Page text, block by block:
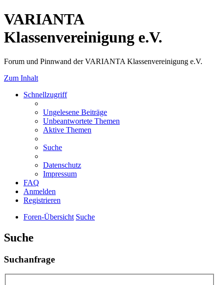
VARIANTA
Klassenvereinigung e.V.
Forum und Pinnwand der VARIANTA Klassenvereinigung e.V.
Zum Inhalt
Schnellzugriff
Ungelesene Beiträge
Unbeantwortete Themen
Aktive Themen
Suche
Datenschutz
Impressum
FAQ
Anmelden
Registrieren
Foren-Übersicht Suche
Suche
Suchanfrage